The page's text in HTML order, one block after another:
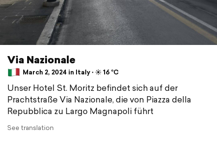
Via Nazionale
March 2, 2024 in Italy ⋅ ☀️ 16 °C
Unser Hotel St. Moritz befindet sich auf der
Prachtstraße Via Nazionale, die von Piazza della
Repubblica zu Largo Magnapoli führt
See translation